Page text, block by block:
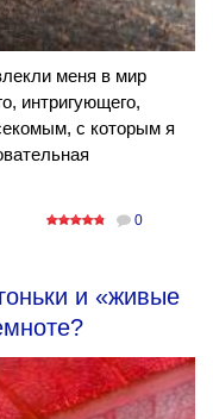
меня в мир
интригующего,
с которым я
0
и «живые